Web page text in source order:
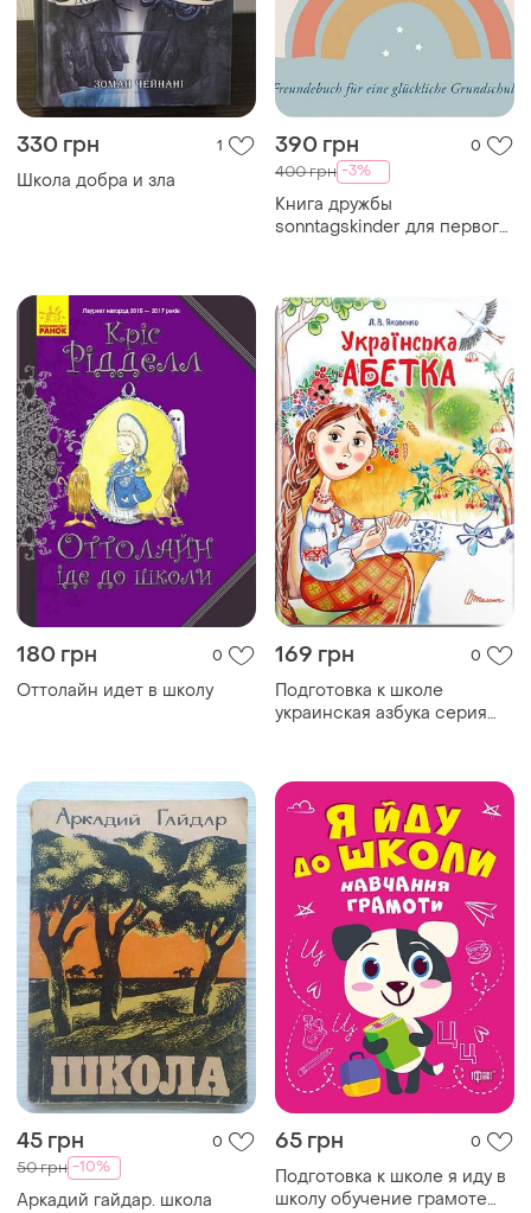
330 грн 1
Школа добра и зла
390 грн 0
400 грн -3%
Книга дружбы
sonntagskinder для первого
180 грн 0
Оттолайн идет в школу
169 грн 0
Подготовка к школе
украинская азбука серия
45 грн 0
50 грн -10%
Аркадий гайдар. школа
65 грн 0
Подготовка к школе я иду в
школу обучение грамоте